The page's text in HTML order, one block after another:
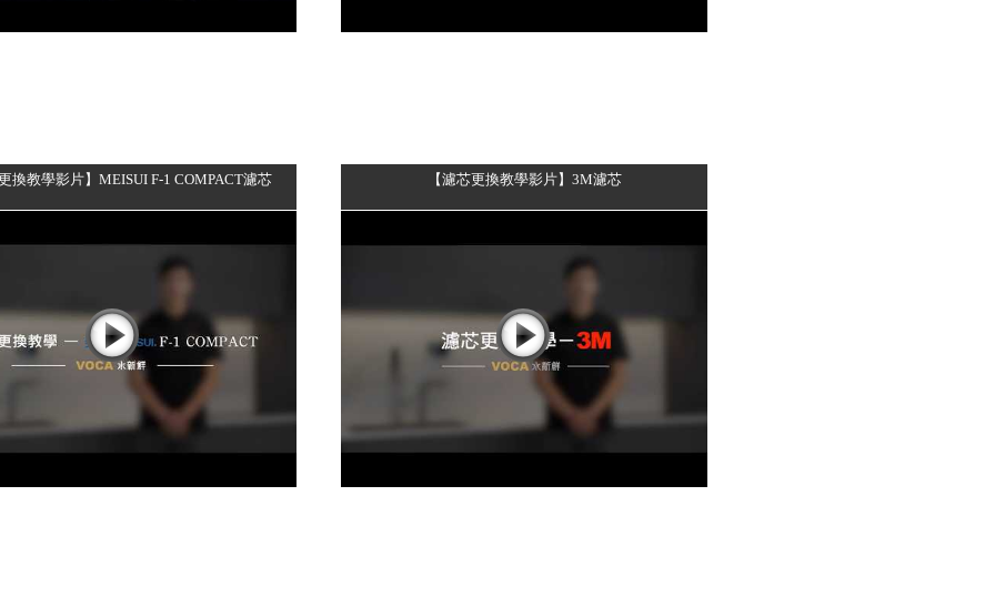
換教學影片】MEISUI F-1 COMPACT濾芯 【濾芯更換教學影片】3M濾芯